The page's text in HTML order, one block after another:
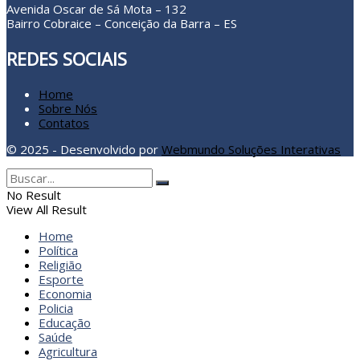
Avenida Oscar de Sá Mota – 132
Bairro Cobraice – Conceição da Barra – ES
REDES SOCIAIS
Home
Sobre Nós
Contatos
© 2025 - Desenvolvido por Webmundo Soluções Interativas
No Result
View All Result
Home
Política
Religião
Esporte
Economia
Policia
Educação
Saúde
Agricultura